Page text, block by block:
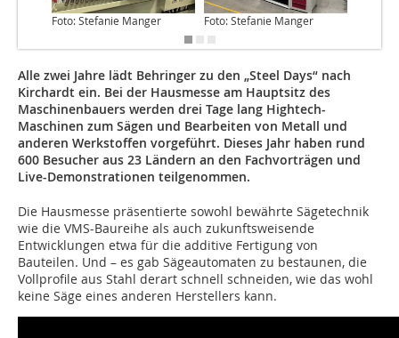
Foto: Stefanie Manger Foto: Stefanie Manger
Alle zwei Jahre lädt Behringer zu den „Steel Days“ nach
Kirchardt ein. Bei der Hausmesse am Hauptsitz des
Maschinenbauers werden drei Tage lang Hightech-
Maschinen zum Sägen und Bearbeiten von Metall und
anderen Werkstoffen vorgeführt. Dieses Jahr haben rund
600 Besucher aus 23 Ländern an den Fachvorträgen und
Live-Demonstrationen teilgenommen.
Die Hausmesse präsentierte sowohl bewährte Sägetechnik
wie die VMS-Baureihe als auch zukunftsweisende
Entwicklungen etwa für die additive Fertigung von
Bauteilen. Und – es gab Sägeautomaten zu bestaunen, die
Vollprofile aus Stahl derart schnell schneiden, wie das wohl
keine Säge eines anderen Herstellers kann.